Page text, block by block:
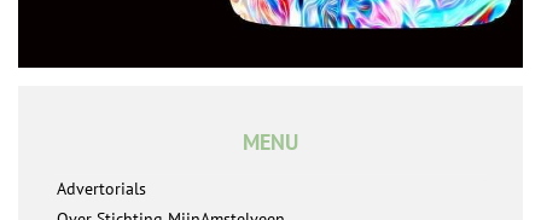
MENU
Advertorials